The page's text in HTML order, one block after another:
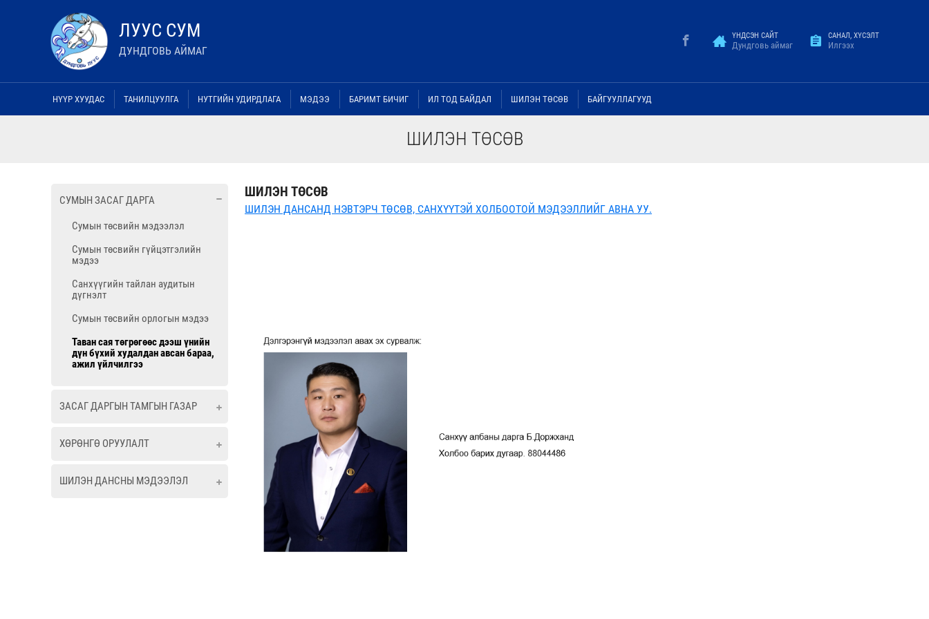
ЛУУС СУМ
ДУНДГОВЬ АЙМАГ
ҮНДСЭН САЙТ
Дундговь аймаг
САНАЛ, ХҮСЭЛТ
Илгээх
НҮҮР ХУУДАС ТАНИЛЦУУЛГА НУТГИЙН УДИРДЛАГА МЭДЭЭ БАРИМТ БИЧИГ ИЛ ТОД БАЙДАЛ ШИЛЭН ТӨСӨВ БАЙГУУЛЛАГУУД
ШИЛЭН ТӨСӨВ
СУМЫН ЗАСАГ ДАРГА
Сумын төсвийн мэдээлэл
Сумын төсвийн гүйцэтгэлийн
мэдээ
Санхүүгийн тайлан аудитын
дүгнэлт
Сумын төсвийн орлогын мэдээ
Таван сая төгрөгөөс дээш үнийн
дүн бүхий худалдан авсан бараа,
ажил үйлчилгээ
ЗАСАГ ДАРГЫН ТАМГЫН ГАЗАР
ХӨРӨНГӨ ОРУУЛАЛТ
ШИЛЭН ДАНСНЫ МЭДЭЭЛЭЛ
ШИЛЭН ТӨСӨВ
ШИЛЭН ДАНСАНД НЭВТЭРЧ ТӨСӨВ, САНХҮҮТЭЙ ХОЛБООТОЙ МЭДЭЭЛЛИЙГ АВНА УУ.